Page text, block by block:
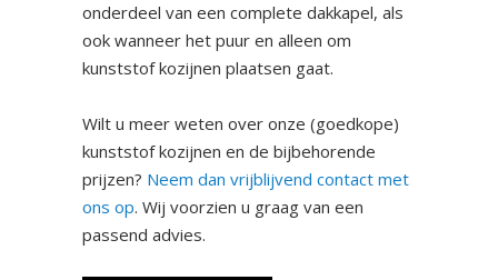
onderdeel van een complete dakkapel, als
ook wanneer het puur en alleen om
kunststof kozijnen plaatsen gaat.
Wilt u meer weten over onze (goedkope)
kunststof kozijnen en de bijbehorende
prijzen? Neem dan vrijblijvend contact met
ons op. Wij voorzien u graag van een
passend advies.